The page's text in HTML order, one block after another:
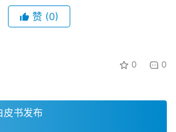
赞 (0)
0 0
书发布